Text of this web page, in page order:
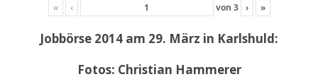
« ‹ von 3 › »
Jobbörse 2014 am 29. März in Karlshuld:
Fotos: Christian Hammerer